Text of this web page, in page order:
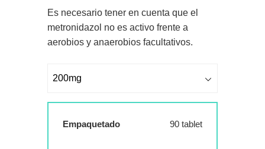
Es necesario tener en cuenta que el
metronidazol no es activo frente a
aerobios y anaerobios facultativos.
Empaquetado 90 tablet